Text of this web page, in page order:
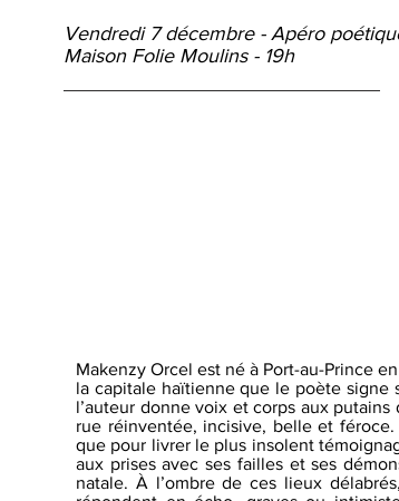
Vendredi 7décembre - Apéro
Maison Folie Moulins - 19h
Makenzy Orcel est né à Port-au-Prince
la capitale haïtienne que le poète signe
l’auteur donne voix et corps aux
rue réinventée, incisive, belle et
que pour livrer le plus insolent
aux prises avec ses failles et ses
natale. À l’ombre de ces lieux